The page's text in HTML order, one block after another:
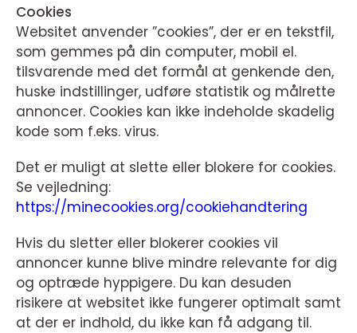
Cookies
Websitet anvender ”cookies”, der er en tekstfil,
som gemmes på din computer, mobil el.
tilsvarende med det formål at genkende den,
huske indstillinger, udføre statistik og målrette
annoncer. Cookies kan ikke indeholde skadelig
kode som f.eks. virus.
Det er muligt at slette eller blokere for cookies.
Se vejledning:
https://minecookies.org/cookiehandtering
Hvis du sletter eller blokerer cookies vil
annoncer kunne blive mindre relevante for dig
og optræde hyppigere. Du kan desuden
risikere at websitet ikke fungerer optimalt samt
at der er indhold, du ikke kan få adgang til.